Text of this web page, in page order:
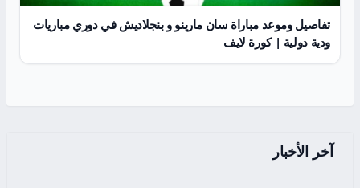
تفاصيل وموعد مباراة سان مارينو و بنجلاديش في دوري مباريات
ودية دولية | كورة لايف
آخر الأخبار